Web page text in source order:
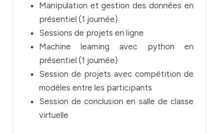
Manipulation et gestion des données en
présentiel (1 journée)
Sessions de projets en ligne
Machine learning avec python en
présentiel (1 journée)
Session de projets avec compétition de
modèles entre les participants
Session de conclusion en salle de classe
virtuelle